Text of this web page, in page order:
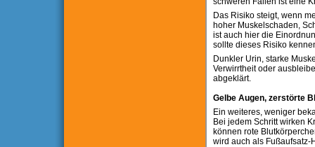
Das Risiko steigt, wenn
hoher Muskelschaden,
ist auch hier die
sollte dieses Risiko
Dunkler Urin, starke
Verwirrtheit oder
abgeklärt.
Gelbe Augen, zerstörte
Ein weiteres, weniger
Bei jedem Schritt wirken
können rote
wird auch als Fußaufsatz-